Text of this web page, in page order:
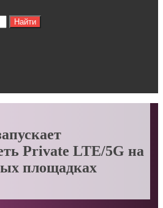
Private LTE/5G на
площадках